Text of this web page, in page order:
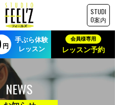
STUDI
O案内
手ぶら体験
レッスン
レッスン予約
NEWS